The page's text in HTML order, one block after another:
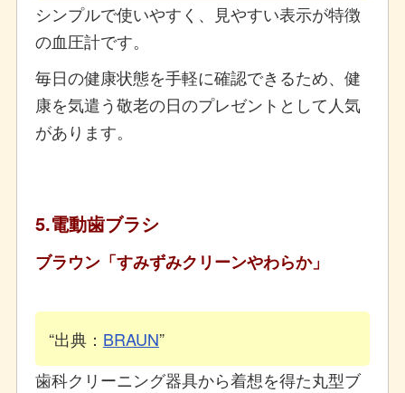
シンプルで使いやすく、見やすい表示が特徴
の血圧計です。
毎日の健康状態を手軽に確認できるため、健
康を気遣う敬老の日のプレゼントとして人気
があります。
5.電動歯ブラシ
ブラウン「すみずみクリーンやわらか」
出典： BRAUN
歯科クリーニング器具から着想を得た丸型ブ